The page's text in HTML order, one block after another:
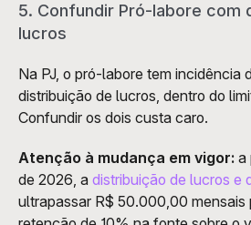
5. Confundir Pró-labore com
lucros
Na PJ, o pró-labore tem incidência
distribuição de lucros, dentro do
Confundir os dois custa caro.
Atenção à mudança em vigor: a
de 2026, a distribuição de lucros e
ultrapassar R$ 50.000,00 mensais